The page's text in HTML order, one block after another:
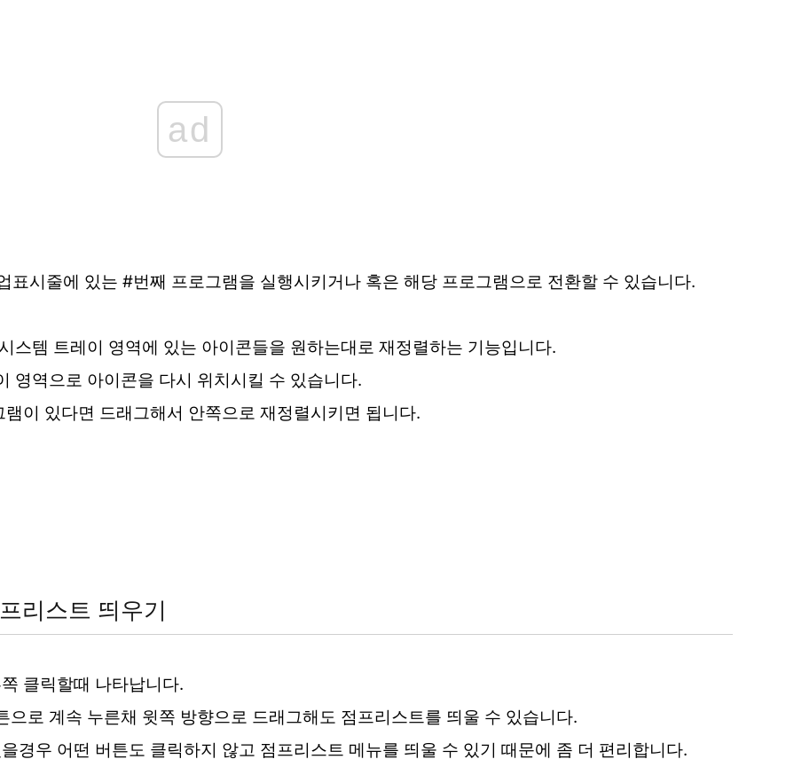
ad
표시줄에 있는 #번째 프로그램을 실행시키거나 혹은 해당 프로그램으로 전환할 수 있습니다.
스템 트레이 영역에 있는 아이콘들을 원하는대로 재정렬하는 기능입니다.
영역으로 아이콘을 다시 위치시킬 수 있습니다.
이 있다면 드래그해서 안쪽으로 재정렬시키면 됩니다.
리스트 띄우기
클릭할때 나타납니다.
로 계속 누른채 윗쪽 방향으로 드래그해도 점프리스트를 띄울 수 있습니다.
경우 어떤 버튼도 클릭하지 않고 점프리스트 메뉴를 띄울 수 있기 때문에 좀 더 편리합니다.